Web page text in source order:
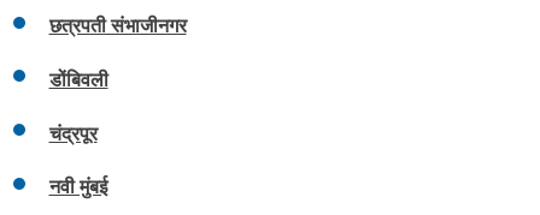
छत्रपती संभाजीनगर
डोंबिवली
चंद्रपूर
नवी मुंबई